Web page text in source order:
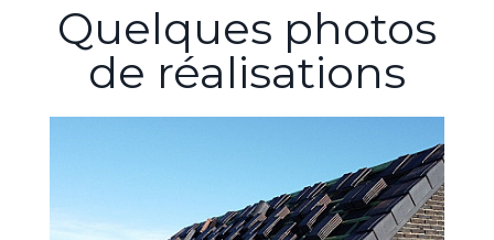
Quelques photos
de réalisations